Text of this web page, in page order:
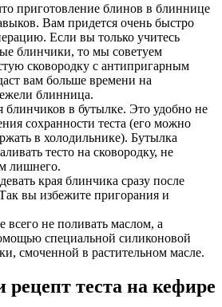
приготовление блинов в блиннице
Вам придется очень быстро
Если вы только учитесь
блинчики, то мы советуем
сковородку с антипригарным
вам больше времени на
блинница.
блинчиков в бутылке. Это удобно не
сохранности теста (его можно
в холодильнике). Бутылка
тесто на сковородку, не
лишнего.
края блинчика сразу после
вы избежите пригорания и
всего не поливать маслом, а
специальной силиконовой
смоченной в растительном масле.
теста на кефире